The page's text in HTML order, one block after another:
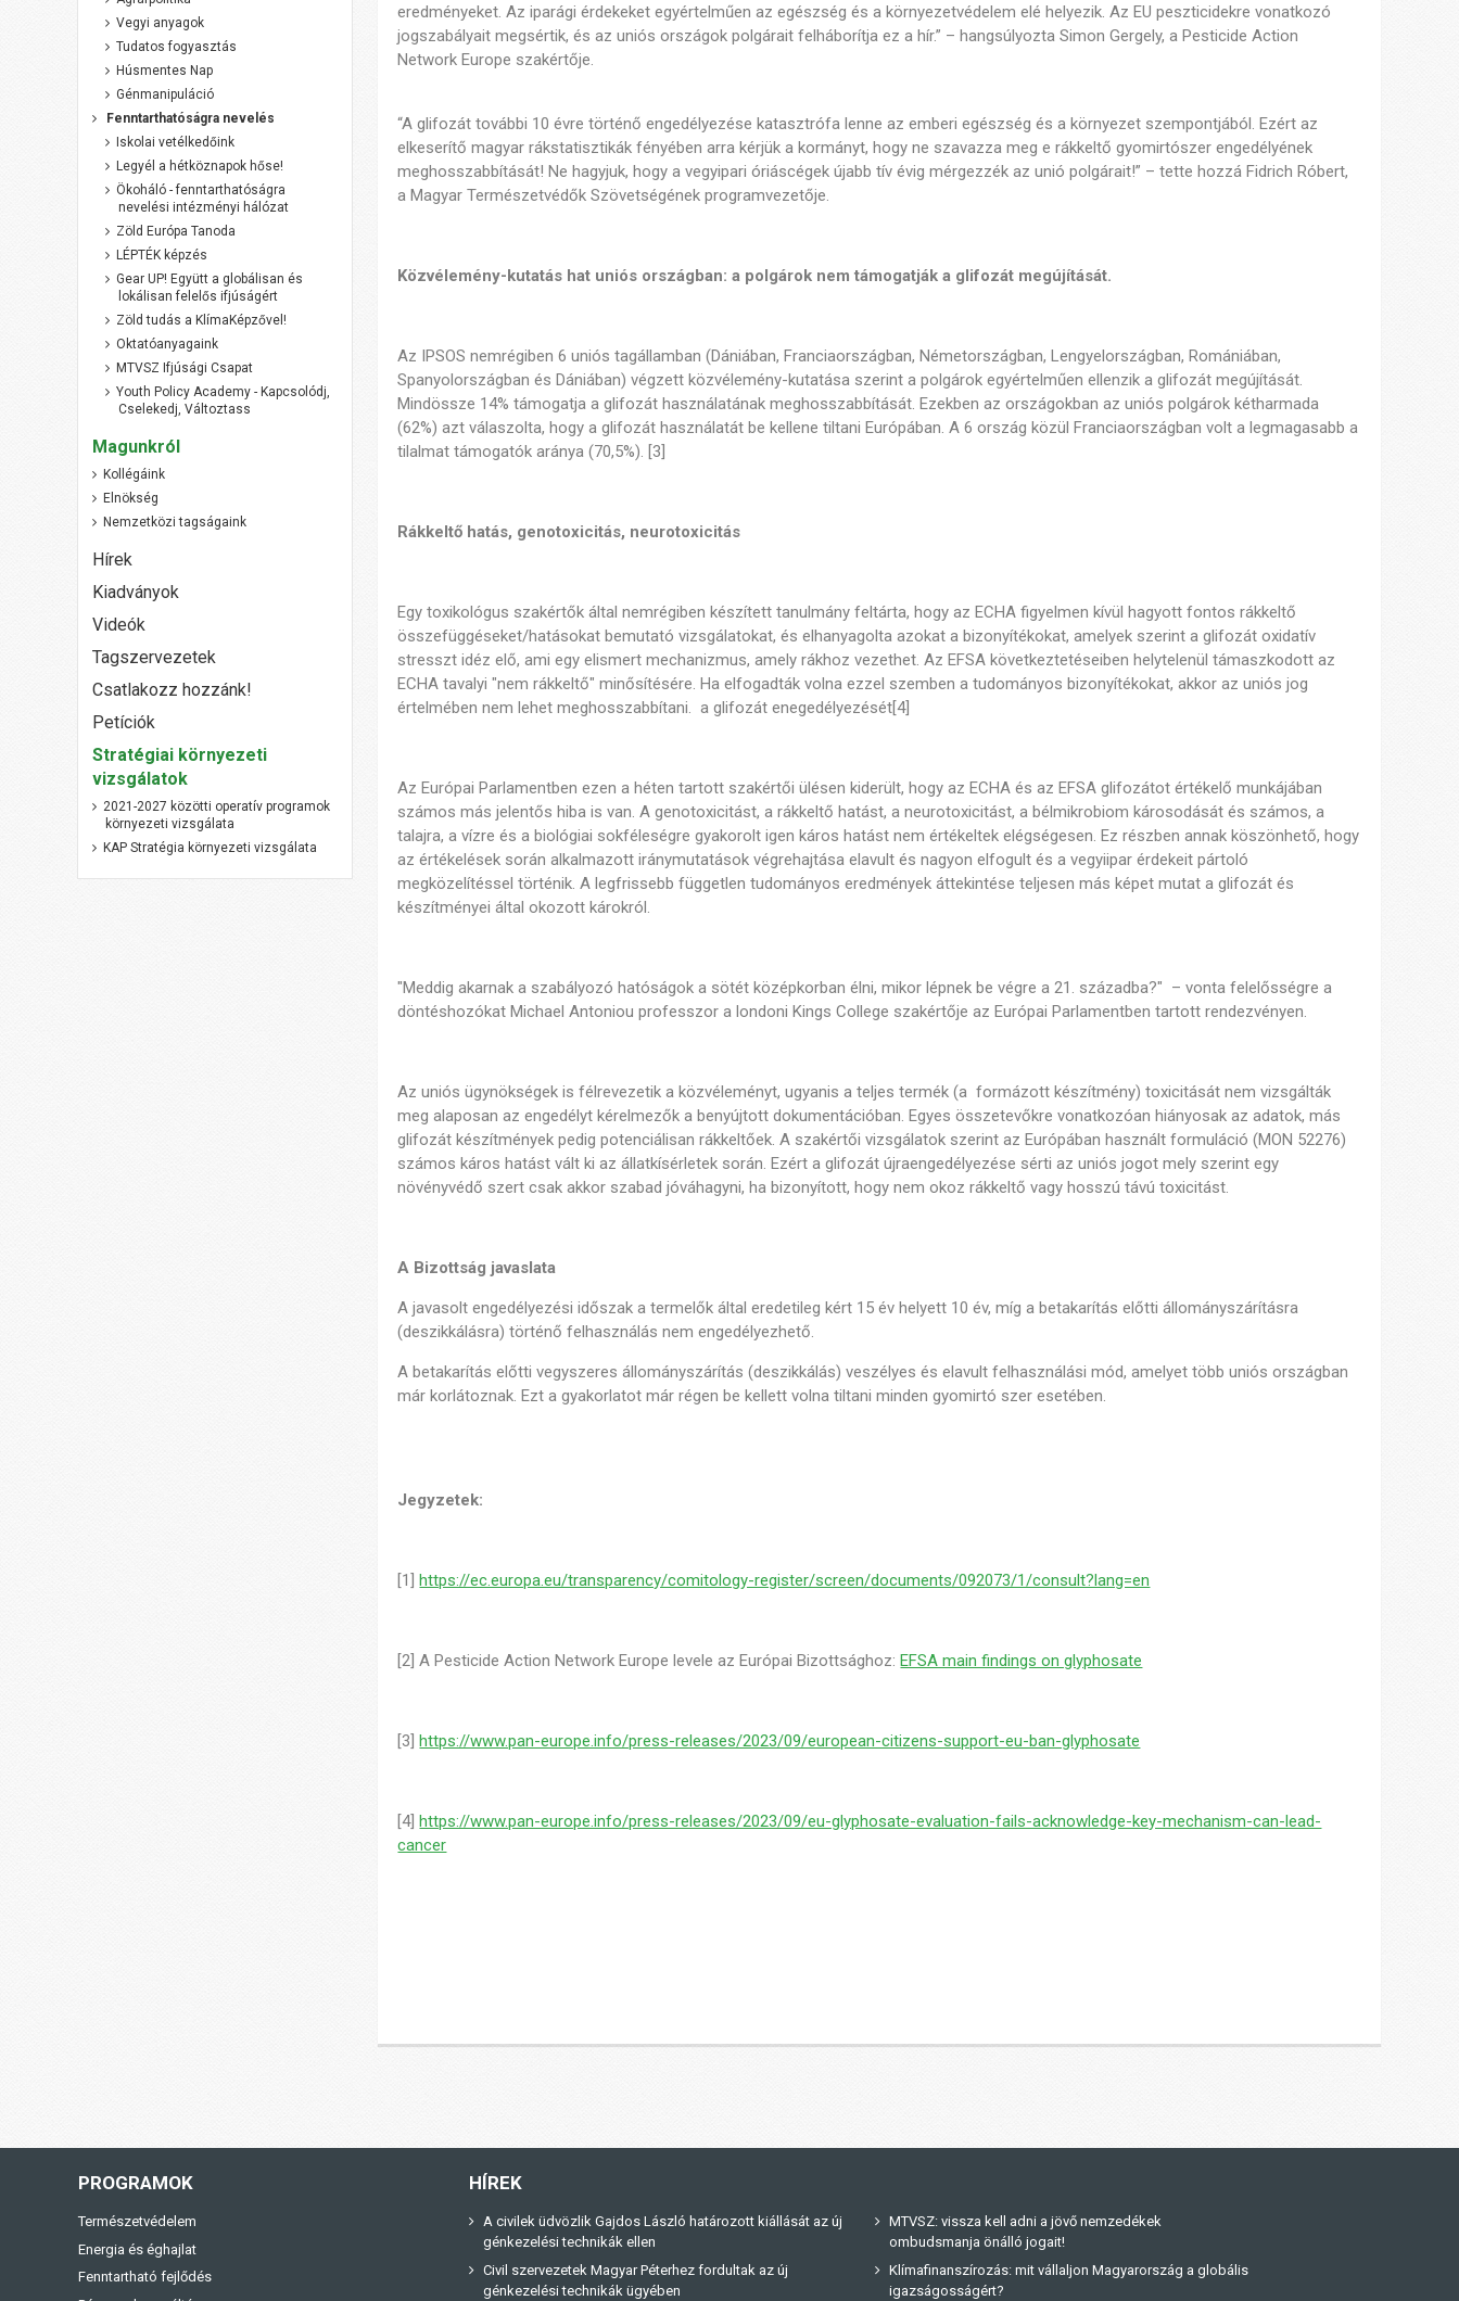
eredményeket. Az iparági érdekeket egyértelműen az egészség és a környezetvédelem elé helyezik. Az EU peszticidekre vonatkozó
jogszabályait megsértik, és az uniós országok polgárait felháborítja ez a hír.” – hangsúlyozta Simon Gergely, a Pesticide Action
Network Europe szakértője.
“A glifozát további 10 évre történő engedélyezése katasztrófa lenne az emberi egészség és a környezet szempontjából. Ezért az
elkeserítő magyar rákstatisztikák fényében arra kérjük a kormányt, hogy ne szavazza meg e rákkeltő gyomirtószer engedélyének
meghosszabbítását! Ne hagyjuk, hogy a vegyipari óriáscégek újabb tív évig mérgezzék az unió polgárait!” – tette hozzá Fidrich Róbert,
a Magyar Természetvédők Szövetségének programvezetője.
Közvélemény-kutatás hat uniós országban: a polgárok nem támogatják a glifozát megújítását.
Az IPSOS nemrégiben 6 uniós tagállamban (Dániában, Franciaországban, Németországban, Lengyelországban, Romániában,
Spanyolországban és Dániában) végzett közvélemény-kutatása szerint a polgárok egyértelműen ellenzik a glifozát megújítását.
Mindössze 14% támogatja a glifozát használatának meghosszabbítását. Ezekben az országokban az uniós polgárok kétharmada
(62%) azt válaszolta, hogy a glifozát használatát be kellene tiltani Európában. A 6 ország közül Franciaországban volt a legmagasabb a
tilalmat támogatók aránya (70,5%). [3]
Rákkeltő hatás, genotoxicitás, neurotoxicitás
Egy toxikológus szakértők által nemrégiben készített tanulmány feltárta, hogy az ECHA figyelmen kívül hagyott fontos rákkeltő
összefüggéseket/hatásokat bemutató vizsgálatokat, és elhanyagolta azokat a bizonyítékokat, amelyek szerint a glifozát oxidatív
stresszt idéz elő, ami egy elismert mechanizmus, amely rákhoz vezethet. Az EFSA következtetéseiben helytelenül támaszkodott az
ECHA tavalyi "nem rákkeltő" minősítésére. Ha elfogadták volna ezzel szemben a tudományos bizonyítékokat, akkor az uniós jog
értelmében nem lehet meghosszabbítani. a glifozát enegedélyezését[4]
Az Európai Parlamentben ezen a héten tartott szakértői ülésen kiderült, hogy az ECHA és az EFSA glifozátot értékelő munkájában
számos más jelentős hiba is van. A genotoxicitást, a rákkeltő hatást, a neurotoxicitást, a bélmikrobiom károsodását és számos, a
talajra, a vízre és a biológiai sokféleségre gyakorolt igen káros hatást nem értékeltek elégségesen. Ez részben annak köszönhető, hogy
az értékelések során alkalmazott iránymutatások végrehajtása elavult és nagyon elfogult és a vegyiipar érdekeit pártoló
megközelítéssel történik. A legfrissebb független tudományos eredmények áttekintése teljesen más képet mutat a glifozát és
készítményei által okozott károkról.
"Meddig akarnak a szabályozó hatóságok a sötét középkorban élni, mikor lépnek be végre a 21. századba?" – vonta felelősségre a
döntéshozókat Michael Antoniou professzor a londoni Kings College szakértője az Európai Parlamentben tartott rendezvényen.
Az uniós ügynökségek is félrevezetik a közvéleményt, ugyanis a teljes termék (a formázott készítmény) toxicitását nem vizsgálták
meg alaposan az engedélyt kérelmezők a benyújtott dokumentációban. Egyes összetevőkre vonatkozóan hiányosak az adatok, más
glifozát készítmények pedig potenciálisan rákkeltőek. A szakértői vizsgálatok szerint az Európában használt formuláció (MON 52276)
számos káros hatást vált ki az állatkísérletek során. Ezért a glifozát újraengedélyezése sérti az uniós jogot mely szerint egy
növényvédő szert csak akkor szabad jóváhagyni, ha bizonyított, hogy nem okoz rákkeltő vagy hosszú távú toxicitást.
A Bizottság javaslata
A javasolt engedélyezési időszak a termelők által eredetileg kért 15 év helyett 10 év, míg a betakarítás előtti állományszárításra
(deszikkálásra) történő felhasználás nem engedélyezhető.
A betakarítás előtti vegyszeres állományszárítás (deszikkálás) veszélyes és elavult felhasználási mód, amelyet több uniós országban
már korlátoznak. Ezt a gyakorlatot már régen be kellett volna tiltani minden gyomirtó szer esetében.
Jegyzetek:
[1]https://ec.europa.eu/transparency/comitology-register/screen/documents/092073/1/consult?lang=en
[2] A Pesticide Action Network Europe levele az Európai Bizottsághoz:EFSA main findings on glyphosate
[3]https://www.pan-europe.info/press-releases/2023/09/european-citizens-support-eu-ban-glyphosate
[4]https://www.pan-europe.info/press-releases/2023/09/eu-glyphosate-evaluation-fails-acknowledge-key-mechanism-can-lead-
cancer
Vegyi anyagok
Tudatos fogyasztás
Húsmentes Nap
Génmanipuláció
Fenntarthatóságra nevelés
Iskolai vetélkedőink
Legyél a hétköznapok hőse!
Ökoháló - fenntarthatóságra
nevelési intézményi hálózat
Zöld Európa Tanoda
LÉPTÉK képzés
Gear UP! Együtt a globálisan és
lokálisan felelős ifjúságért
Zöld tudás a KlímaKépzővel!
Oktatóanyagaink
MTVSZ Ifjúsági Csapat
Youth Policy Academy - Kapcsolódj,
Cselekedj, Változtass
Magunkról
Kollégáink
Elnökség
Nemzetközi tagságaink
Hírek
Kiadványok
Videók
Tagszervezetek
Csatlakozz hozzánk!
Petíciók
Stratégiai környezeti
vizsgálatok
2021-2027 közötti operatív programok
környezeti vizsgálata
KAP Stratégia környezeti vizsgálata
PROGRAMOK
Természetvédelem
Energia és éghajlat
Fenntartható fejlődés
HÍREK
A civilek üdvözlik Gajdos László határozott kiállását az új
génkezelési technikák ellen
Civil szervezetek Magyar Péterhez fordultak az új
génkezelési technikák ügyében
MTVSZ: vissza kell adni a jövő nemzedékek
ombudsmanja önálló jogait!
Klímafinanszírozás: mit vállaljon Magyarország a globális
igazságosságért?